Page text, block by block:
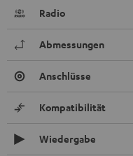
Radio
Abmessungen
Anschlüsse
Kompatibilität
Wiedergabe